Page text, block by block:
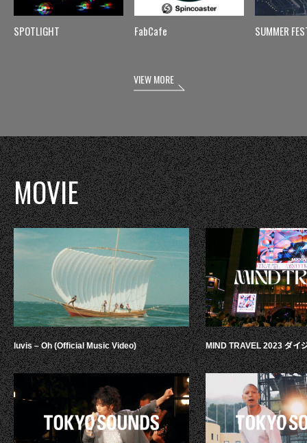
SPOTLIGHT FabCafe SUMMER
VIEW MORE
MOVIE
luvis – Oh (Official Music Video) MIND TRAVEL 2023 ダイ